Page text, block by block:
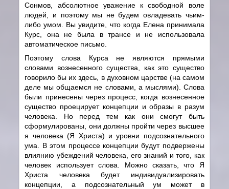
Сонмов, абсолютное уважение к свободной воле
людей, и поэтому мы не будем овладевать чьим-
либо умом. Вы увидите, что когда Елена принимала
Курс, она не была в трансе и не использовала
автоматическое письмо.
Поэтому слова Курса не являются прямыми
словами вознесенного существа, как это существо
говорило бы их здесь, в духовном царстве (на самом
деле мы общаемся не словами, а мыслями). Слова
были принесены через процесс, когда вознесенное
существо проецирует концепции и образы в разум
человека. Но перед тем как они смогут быть
сформулированы, они должны пройти через высшее
я человека (Я Христа) и уровни подсознательного
ума. В этом процессе концепции будут подвержены
влиянию убеждений человека, его знаний и того, как
человек использует слова. Можно сказать, что Я
Христа человека будет индивидуализировать
концепции, а подсознательный ум может в